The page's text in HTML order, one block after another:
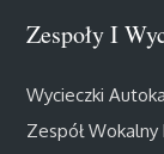
Zespoły I
Wycieczki
Zespół Wokalny